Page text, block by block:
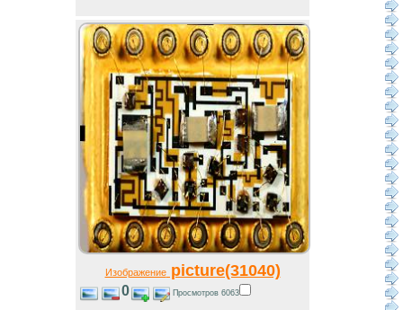
Изображениеpicture(31040)
0 Просмотров 6063